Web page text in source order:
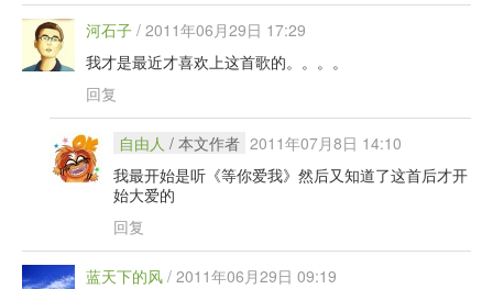
河石子 / 2011年06月29日 17:29
我才是最近才喜欢上这首歌的。。。。
回复
自由人 / 本文作者 2011年07月8日 14:10
我最开始是听《等你爱我》然后又知道了这首后才开
始大爱的
回复
蓝天下的风 / 2011年06月29日 09:19